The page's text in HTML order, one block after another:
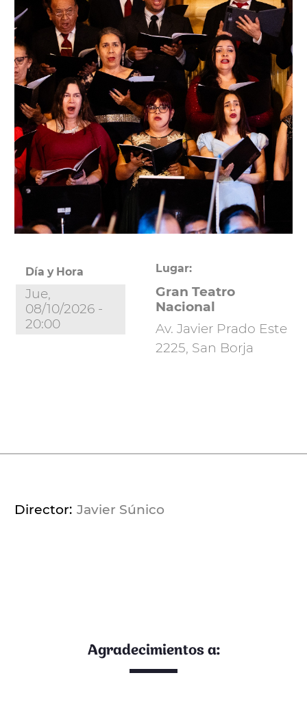
Día y Hora
Jue,
08/10/2026 -
20:00
Lugar:
Gran Teatro
Nacional
Av. Javier Prado Este
2225, San Borja
Director Javier Súnico
Agradecimientos a: